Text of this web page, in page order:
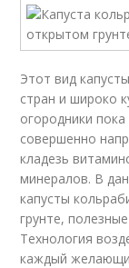
Этот вид
стран и широко
огородники
совершенно
кладезь
минералов. В
капусты
грунте,
Технология
каждый